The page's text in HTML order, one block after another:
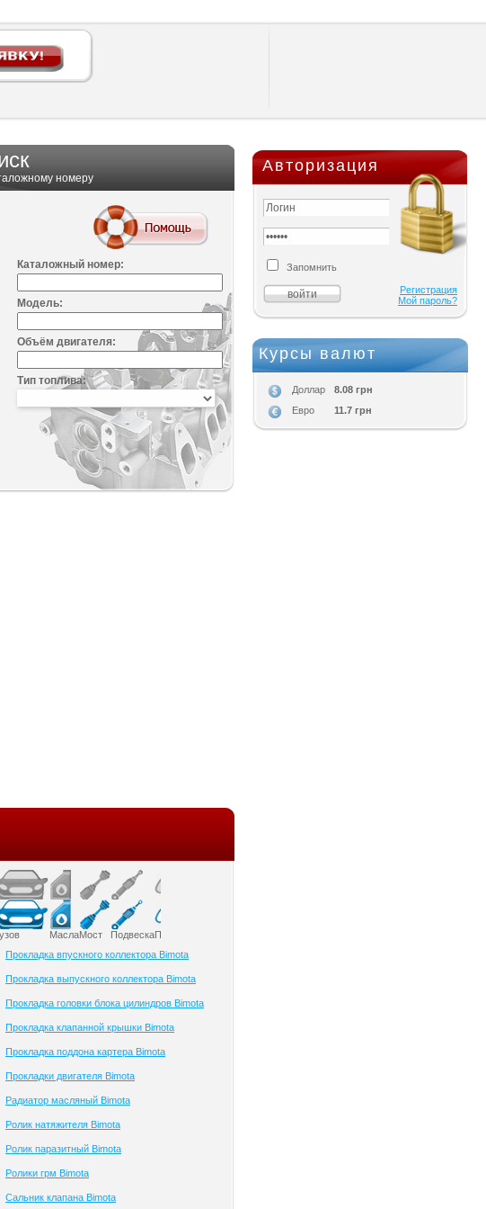
номеру
Каталожный номер:
Модель:
Объём двигателя:
Тип топлива:
МаслаМост ПодвескаПриборы и датчики
Прокладка впускного коллектора Bimota
Прокладка выпускного коллектора Bimota
Прокладка головки блока цилиндров Bimota
Прокладка клапанной крышки Bimota
Прокладка поддона картера Bimota
Прокладки двигателя Bimota
Радиатор масляный Bimota
Ролик натяжителя Bimota
Ролик паразитный Bimota
Ролики грм Bimota
Сальник клапана Bimota
Авторизация
Запомнить
Регистрация
Мой пароль?
Курсы валют
Доллар
8.08 грн
Евро
11.7 грн